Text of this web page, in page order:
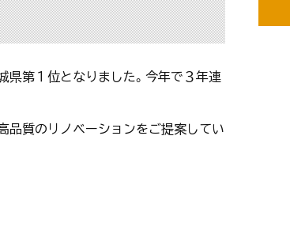
県第１位となりました。今年で３年連
品質のリノベーションをご提案してい